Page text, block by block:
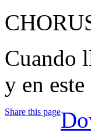
Cuando
y en
Share this page